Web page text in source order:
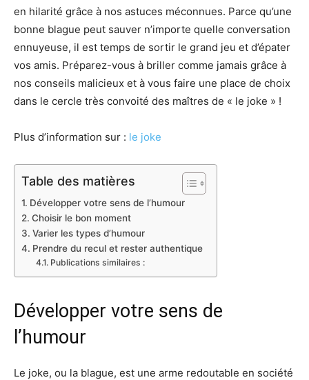
en hilarité grâce à nos astuces méconnues. Parce qu’une
bonne blague peut sauver n’importe quelle conversation
ennuyeuse, il est temps de sortir le grand jeu et d’épater
vos amis. Préparez-vous à briller comme jamais grâce à
nos conseils malicieux et à vous faire une place de choix
dans le cercle très convoité des maîtres de « le joke » !
Plus d’information sur : le joke
Table des matières
Développer votre sens de l’humour
Choisir le bon moment
Varier les types d’humour
Prendre du recul et rester authentique
Publications similaires :
Développer votre sens de
l’humour
Le joke, ou la blague, est une arme redoutable en société